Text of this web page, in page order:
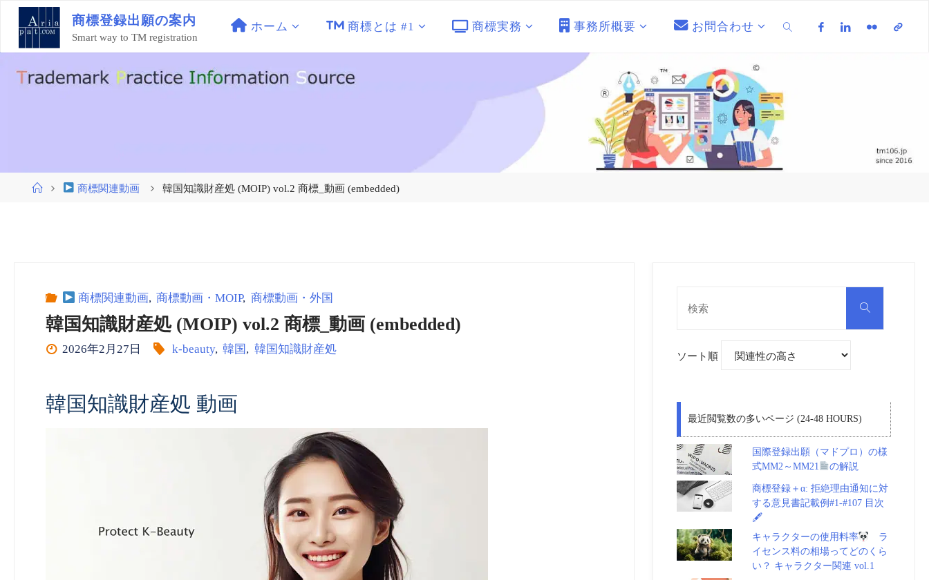
ン
商標登録出願の案内
Smart way to TM registration
ホーム 商標とは #1 商標実務 事務所概要 お問合わせ
ホ
商標関連動画 韓国知識財産処 (MOIP) vol.2 商標_動画 (embedded)
商標関連動画, 商標動画・MOIP, 商標動画・外国
韓国知識財産処 (MOIP) vol.2 商標_動画 (embedded)
2026年2月27日 k-beauty, 韓国 , 韓国知識財産処
韓国知識財産処 動画
検
ソート順
最近閲覧数の多いページ (24-48 HOURS)
国際登録出願（マドプロ）の様
式MM2～MM21
の解説
商標登録＋α: 拒絶理由通知に対
する意見書記載例#1-#107 目次
🖋
キャラクターの使用料率
ラ
イセンス料の相場ってどのくら
い？ キャラクター関連 vol.1